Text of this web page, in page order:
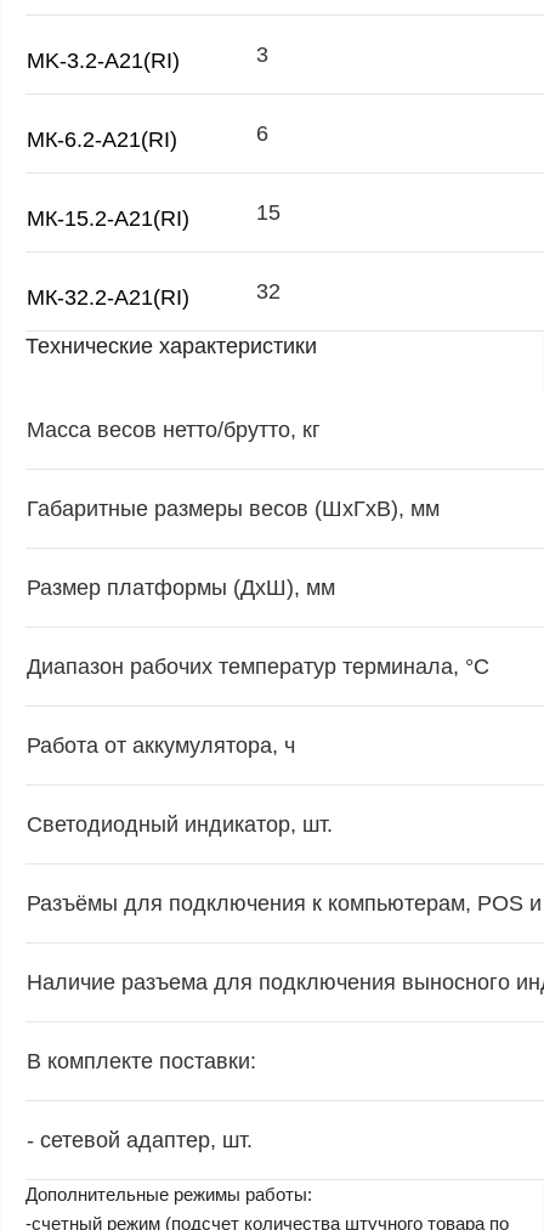
MK-3.2-A21(RI) 3
МК-6.2-А21(RI) 6
МК-15.2-А21(RI) 15
МК-32.2-А21(RI) 32
Технические характеристики
Масса весов нетто/брутто, кг
Габаритные размеры весов (ШхГхВ), мм
Размер платформы (ДхШ), мм
Диапазон рабочих температур терминала, °С
Работа от аккумулятора, ч
Светодиодный индикатор, шт.
Разъёмы для подключения к компьютерам, POS
Наличие разъема для подключения выносного
В комплекте поставки:
- сетевой адаптер, шт.
Дополнительные режимы работы:
-счетный режим (подсчет количества штучного товара по